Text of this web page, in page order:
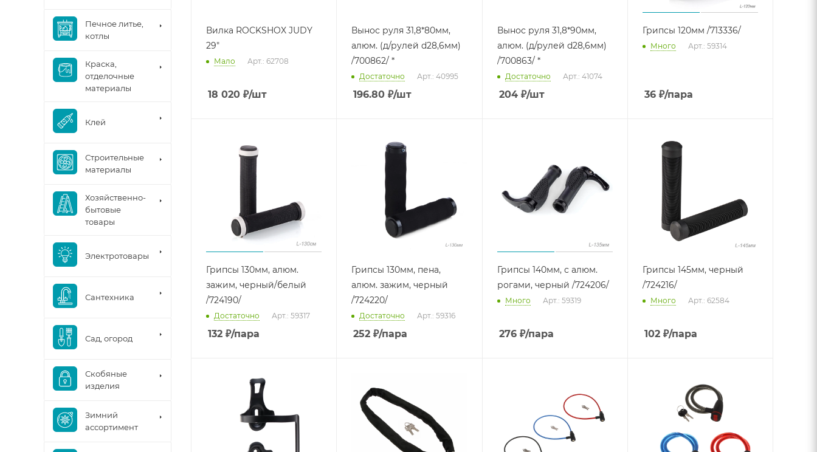
Вилка ROCKSHOX JUDY
29"
Мало Арт.: 62708
18 020 ₽/шт
Вынос руля 31,8*80мм,
алюм. (д/рулей d28,6мм)
/700862/ *
Достаточно Арт.: 40995
196.80 ₽/шт
Вынос руля 31,8*90мм,
алюм. (д/рулей d28,6мм)
/700863/ *
Достаточно Арт.: 41074
204₽/шт
Грипсы 120мм /713336/
Много Арт.: 59314
36₽/пара
Грипсы 130мм, алюм.
зажим, черный/белый
/724190/
Достаточно Арт.: 59317
132 ₽/пара
Грипсы 130мм, пена,
алюм. зажим, черный
/724220/
Достаточно Арт.: 59316
252 ₽/пара
Грипсы 140мм, с алюм.
рогами, черный /724206/
Много Арт.: 59319
276₽/пара
Грипсы 145мм, черный
/724216/
Много Арт.: 62584
102₽/пара
Печное литье,
котлы
Краска,
отделочные
материалы
Клей
Строительные
материалы
Хозяйственно-
бытовые
товары
Электротовары
Сантехника
Сад, огород
Скобяные
изделия
Зимний
ассортимент